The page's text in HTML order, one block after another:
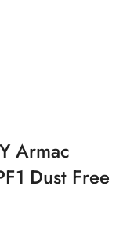
Armac
Dust Free